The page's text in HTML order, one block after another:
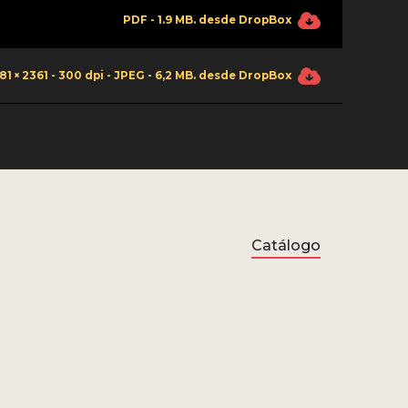
PDF - 1.9 MB. desde DropBox
× 2361 - 300 dpi - JPEG - 6,2 MB. desde DropBox
Catálogo